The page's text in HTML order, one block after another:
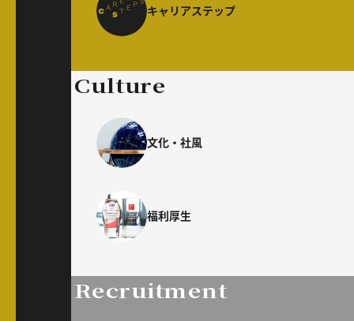
キャリアステップ
Culture
文化・社風
福利厚生
Recruitment